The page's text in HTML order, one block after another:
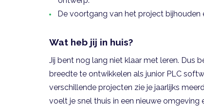
De voortgang van het project
Wat heb jij in huis?
Jij bent nog lang niet klaar met leren. Dus
breedte te ontwikkelen als junior PLC
verschillende projecten zie je jaarlijks
voelt je snel thuis in een nieuwe